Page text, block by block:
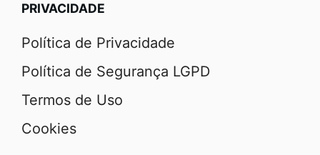
PRIVACIDADE
Política de Privacidade
Política de Segurança LGPD
Termos de Uso
Cookies